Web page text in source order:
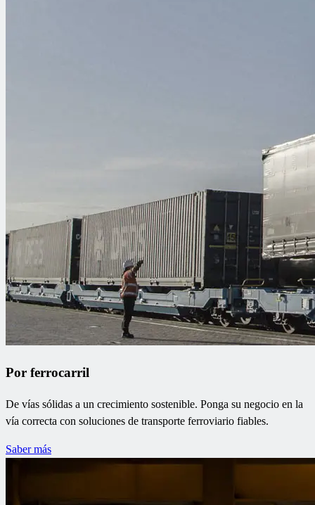
Por ferrocarril
De vías sólidas a un crecimiento sostenible. Ponga su negocio en la
vía correcta con soluciones de transporte ferroviario fiables.
Saber más